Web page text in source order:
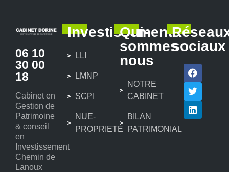
06 10
30 00
18
Cabinet en
Gestion de
Patrimoine
& conseil
en
Investissement
Chemin de
Lanoux
Investissements
LLI
LMNP
SCPI
NUE-
PROPRIETE
Qui-
sommes
nous
NOTRE
CABINET
BILAN
PATRIMONIAL
sociaux